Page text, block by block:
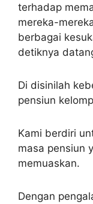
terhadap
mereka-
berbagai
detiknya
Di disinilah
pensiun
Kami berdiri
masa pensiun
memuaskan.
Dengan